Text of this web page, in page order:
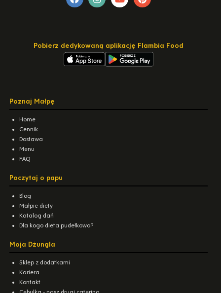
Pobierz dedykowaną aplikację Flambia Food
Poznaj Małpę
Home
Cennik
Dostawa
Menu
FAQ
Poczytaj o papu
Blog
Małpie diety
Katalog dań
Dla kogo dieta pudełkowa?
Moja Dżungla
Sklep z dodatkami
Kariera
Kontakt